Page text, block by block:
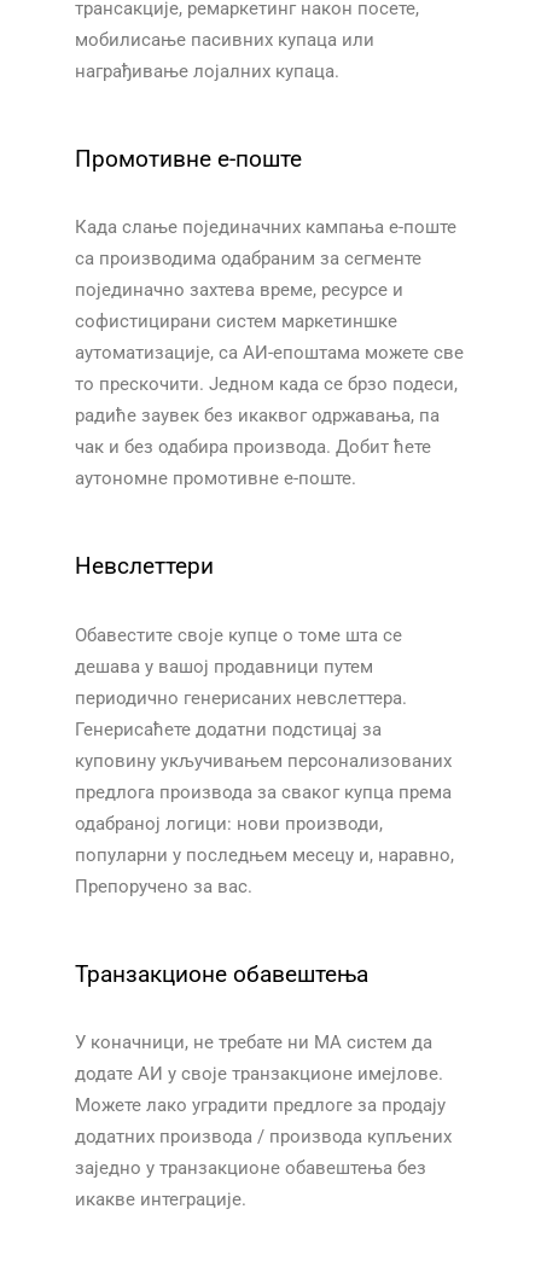
трансакције, ремаркетинг након посете,
мобилисање пасивних купаца или
награђивање лојалних купаца.​​
Промотивне е-поште
Када слање појединачних кампања е-поште
са производима одабраним за сегменте
појединачно захтева време, ресурсе и
софистицирани систем маркетиншке
аутоматизације, са АИ-епоштама можете све
то прескочити. Једном када се брзо подеси,
радиће заувек без икаквог одржавања, па
чак и без одабира производа. Добит ћете
аутономне промотивне е-поште.​​
Невслеттери
Обавестите своје купце о томе шта се
дешава у вашој продавници путем
периодично генерисаних невслеттера.
Генерисаћете додатни подстицај за
куповину укључивањем персонализованих
предлога производа за сваког купца према
одабраној логици: нови производи,
популарни у последњем месецу и, наравно,
Препоручено за вас.​​
Транзакционе обавештења
У коначници, не требате ни МА систем да
додате АИ у своје транзакционе имејлове.
Можете лако уградити предлоге за продају
додатних производа / производа купљених
заједно у транзакционе обавештења без
икакве интеграције.​​